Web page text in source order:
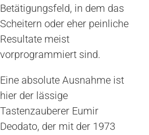
Betätigungsfeld, in dem das
Scheitern oder eher peinliche
Resultate meist
vorprogrammiert sind.
Eine absolute Ausnahme ist
hier der lässige
Tastenzauberer Eumir
Deodato, der mit der 1973